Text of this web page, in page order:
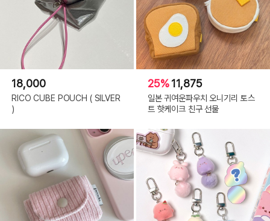
18,000
RICO CUBE POUCH ( SILVER
)
25%11,875
일본 귀여운파우치 오니기리 토스
트 핫케이크 친구 선물